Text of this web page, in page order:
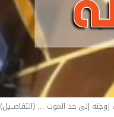
إلى حد الموت ... (التفاصــيل)